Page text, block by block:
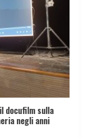
docufilm sulla
negli anni